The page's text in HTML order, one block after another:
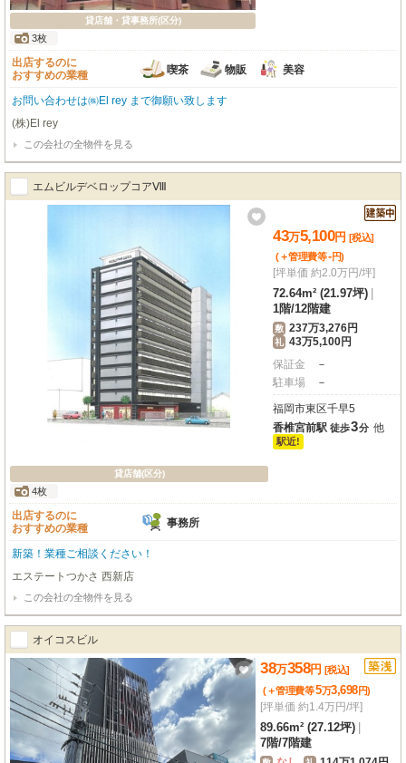
貸店舗・貸事務所(区分)
3枚
出店するのに
おすすめの業種
喫茶 物販 美容
お問い合わせは㈱El rey まで御願い致します
(株)El rey
この会社の全物件を見る
エムビルデベロップコアⅧ
貸店舗(区分)
4枚
43万5,100円 [税込]
(＋管理費等-円)
[坪単価 約2.0万円/坪]
72.64m² (21.97坪)
1階/12階建
敷 237万3,276円
礼 43万5,100円
保証金
－
駐車場
－
福岡市東区千早5
香椎宮前駅 徒歩3分 他
駅近!
出店するのに
おすすめの業種
事務所
新築！業種ご相談ください！
エステートつかさ 西新店
この会社の全物件を見る
オイコスビル
38万358円 [税込]
(＋管理費等5万3,698円)
[坪単価 約1.4万円/坪]
89.66m² (27.12坪)
7階/7階建